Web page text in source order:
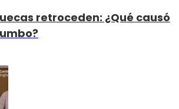
retroceden: ¿Qué causó